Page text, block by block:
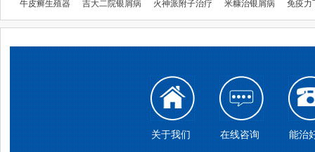
牛皮癣生殖器 吉大二院银屑病 火神派附子治疗 米糠治银屑病 免疫力
关于我们 在线咨询 能治